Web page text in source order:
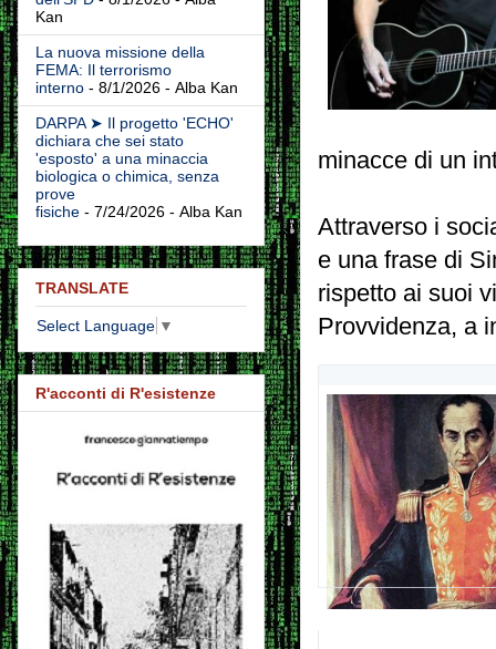
minacce di un
Attraverso i
e una frase di
rispetto ai suoi
Provvidenza, a
Kan
La nuova missione della
FEMA: Il terrorismo
interno - 8/1/2026 - Alba Kan
DARPA ➤ Il progetto 'ECHO'
dichiara che sei stato
'esposto' a una minaccia
biologica o chimica, senza
prove
fisiche - 7/24/2026 - Alba Kan
TRANSLATE
Select Language ▼
R'acconti di R'esistenze